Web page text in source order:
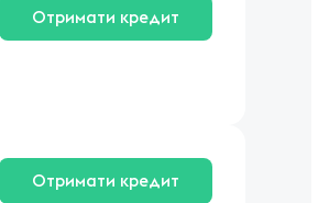
Отримати кредит
Отримати кредит